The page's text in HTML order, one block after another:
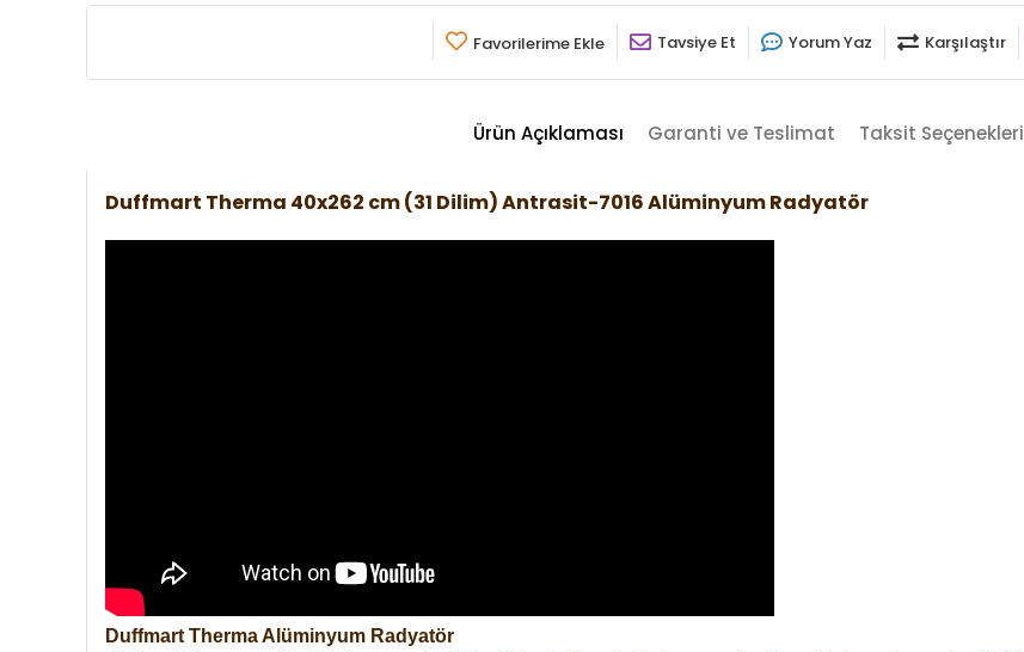
Favorilerime Ekle Tavsiye Et Yorum Yaz Karşılaştır
Ürün Açıklaması Garanti ve Teslimat Taksit Seçenekleri
Duffmart Therma 40x262 cm (31 Dilim) Antrasit-7016 Alüminyum Radyatör
Duffmart Therma Alüminyum Radyatör